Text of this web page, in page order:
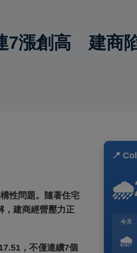
7漲創高 建商
性問題。隨著住宅
，建商經營壓力正
，不僅連續7個
📍
🌧️
今天
🌧️